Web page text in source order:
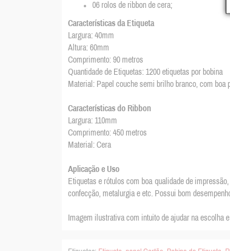
06 rolos de ribbon de cera;
Características da Etiqueta
Largura: 40mm
Altura: 60mm
Comprimento: 90 metros
Quantidade de Etiquetas: 1200 etiquetas por bobina
Material: Papel couche semi brilho branco, com
Características do Ribbon
Largura: 110mm
Comprimento: 450 metros
Material: Cera
Aplicação e Uso
Etiquetas e rótulos com boa qualidade de
confecção, metalurgia e etc. Possui bom
Imagem ilustrativa com intuito de ajudar na escolha